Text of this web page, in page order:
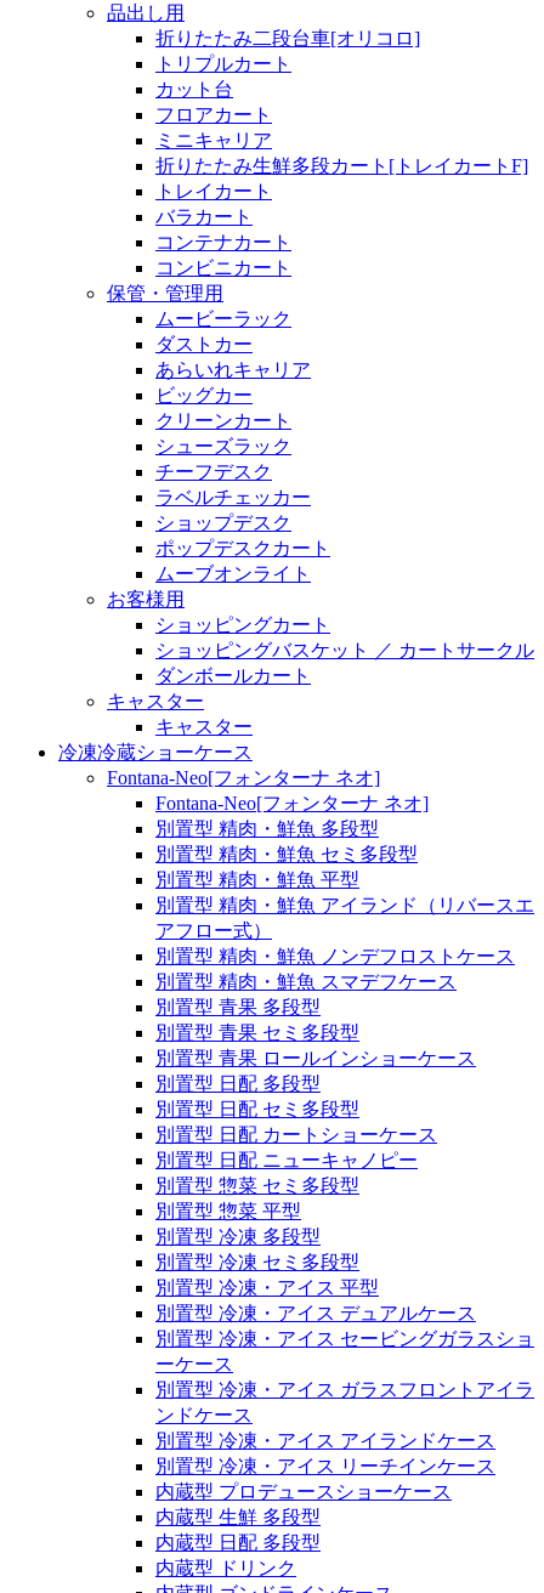
品出し用
折りたたみ二段台車[オリコロ]
トリプルカート
カット台
フロアカート
ミニキャリア
折りたたみ生鮮多段カート[トレイカートF]
トレイカート
バラカート
コンテナカート
コンビニカート
保管・管理用
ムービーラック
ダストカー
あらいれキャリア
ビッグカー
クリーンカート
シューズラック
チーフデスク
ラベルチェッカー
ショップデスク
ポップデスクカート
ムーブオンライト
お客様用
ショッピングカート
ショッピングバスケット ／ カートサークル
ダンボールカート
キャスター
キャスター
冷凍冷蔵ショーケース
Fontana-Neo[フォンターナ ネオ]
Fontana-Neo[フォンターナ ネオ]
別置型 精肉・鮮魚 多段型
別置型 精肉・鮮魚 セミ多段型
別置型 精肉・鮮魚 平型
別置型 精肉・鮮魚 アイランド（リバースエ
アフロー式）
別置型 精肉・鮮魚 ノンデフロストケース
別置型 精肉・鮮魚 スマデフケース
別置型 青果 多段型
別置型 青果 セミ多段型
別置型 青果 ロールインショーケース
別置型 日配 多段型
別置型 日配 セミ多段型
別置型 日配 カートショーケース
別置型 日配 ニューキャノピー
別置型 惣菜 セミ多段型
別置型 惣菜 平型
別置型 冷凍 多段型
別置型 冷凍 セミ多段型
別置型 冷凍・アイス 平型
別置型 冷凍・アイス デュアルケース
別置型 冷凍・アイス セービングガラスショ
ーケース
別置型 冷凍・アイス ガラスフロントアイラ
ンドケース
別置型 冷凍・アイス アイランドケース
別置型 冷凍・アイス リーチインケース
内蔵型 プロデュースショーケース
内蔵型 生鮮 多段型
内蔵型 日配 多段型
内蔵型 ドリンク